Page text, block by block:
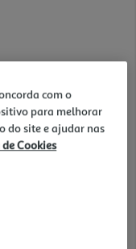
com o
para melhorar
do site e ajudar nas
Cookies